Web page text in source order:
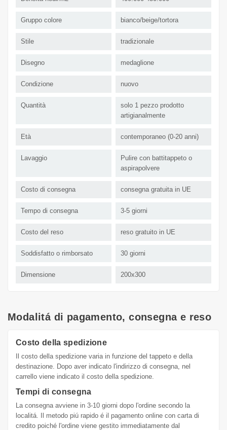
Gruppo colore bianco/beige/tortora
Stile tradizionale
Disegno medaglione
Condizione nuovo
Quantità
solo 1 pezzo prodotto
artigianalmente
Età contemporaneo (0-20 anni)
Lavaggio
Pulire con battitappeto o
aspirapolvere
Costo di consegna consegna gratuita in UE
Tempo di consegna 3-5 giorni
Costo del reso reso gratuito in UE
Soddisfatto o rimborsato 30 giorni
Dimensione 200x300
Modalitá di pagamento, consegna e reso
Costo della spedizione
Il costo della spedizione varia in funzione del tappeto e della
destinazione. Dopo aver indicato l'indirizzo di consegna, nel
carrello viene indicato il costo della spedizione.
Tempi di consegna
La consegna avviene in 3-10 giorni dopo l'ordine secondo la
localitá. Il metodo piú rapido é il pagamento online con carta di
credito poiché l'ordine viene gestito immediatamente dal